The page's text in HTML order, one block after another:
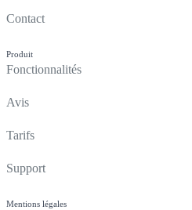
Contact
Produit
Fonctionnalités
Avis
Tarifs
Support
Mentions légales